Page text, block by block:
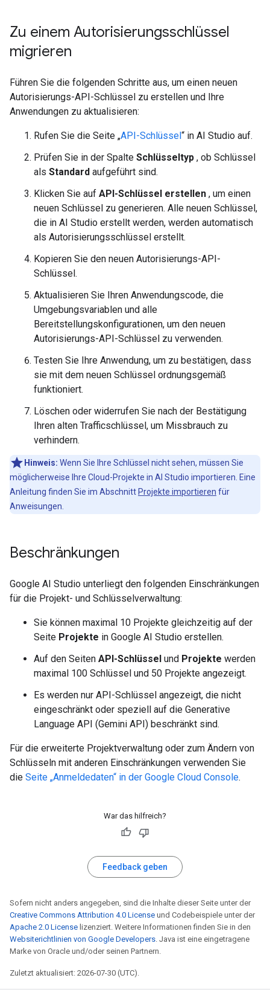
Zu einem Autorisierungsschlüssel
migrieren
Führen Sie die folgenden Schritte aus, um einen neuen
Autorisierungs-API-Schlüssel zu erstellen und Ihre
Anwendungen zu aktualisieren:
Rufen Sie die Seite „API-Schlüssel“ in AI Studio auf.
Prüfen Sie in der Spalte Schlüsseltyp , ob Schlüssel
als Standard aufgeführt sind.
Klicken Sie auf API-Schlüssel erstellen , um einen
neuen Schlüssel zu generieren. Alle neuen Schlüssel,
die in AI Studio erstellt werden, werden automatisch
als Autorisierungsschlüssel erstellt.
Kopieren Sie den neuen Autorisierungs-API-
Schlüssel.
Aktualisieren Sie Ihren Anwendungscode, die
Umgebungsvariablen und alle
Bereitstellungskonfigurationen, um den neuen
Autorisierungs-API-Schlüssel zu verwenden.
Testen Sie Ihre Anwendung, um zu bestätigen, dass
sie mit dem neuen Schlüssel ordnungsgemäß
funktioniert.
Löschen oder widerrufen Sie nach der Bestätigung
Ihren alten Trafficschlüssel, um Missbrauch zu
verhindern.
Hinweis: Wenn Sie Ihre Schlüssel nicht sehen, müssen Sie
möglicherweise Ihre Cloud-Projekte in AI Studio importieren. Eine
Anleitung finden Sie im Abschnitt Projekte importieren für
Anweisungen.
Beschränkungen
Google AI Studio unterliegt den folgenden Einschränkungen
für die Projekt- und Schlüsselverwaltung:
Sie können maximal 10 Projekte gleichzeitig auf der
Seite Projekte in Google AI Studio erstellen.
Auf den Seiten API-Schlüssel und Projekte werden
maximal 100 Schlüssel und 50 Projekte angezeigt.
Es werden nur API-Schlüssel angezeigt, die nicht
eingeschränkt oder speziell auf die Generative
Language API (Gemini API) beschränkt sind.
Für die erweiterte Projektverwaltung oder zum Ändern von
Schlüsseln mit anderen Einschränkungen verwenden Sie
die Seite „Anmeldedaten“ in der Google Cloud Console.
War das hilfreich?
Feedback geben
Sofern nicht anders angegeben, sind die Inhalte dieser Seite unter der
Creative Commons Attribution 4.0 License und Codebeispiele unter der
Apache 2.0 License lizenziert. Weitere Informationen finden Sie in den
Websiterichtlinien von Google Developers. Java ist eine eingetragene
Marke von Oracle und/oder seinen Partnern.
Zuletzt aktualisiert: 2026-07-30 (UTC).